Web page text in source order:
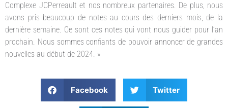
Complexe JCPerreault et nos nombreux partenaires. De plus, nous
avons pris beaucoup de notes au cours des derniers mois, de la
dernière semaine. Ce sont ces notes qui vont nous guider pour l’an
prochain. Nous sommes confiants de pouvoir annoncer de grandes
nouvelles au début de 2024. »
Facebook Twitter